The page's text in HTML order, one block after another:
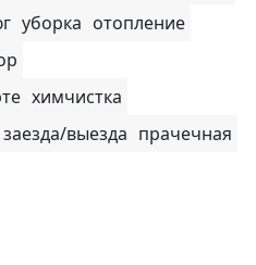
уборка отопление
химчистка
выезда прачечная